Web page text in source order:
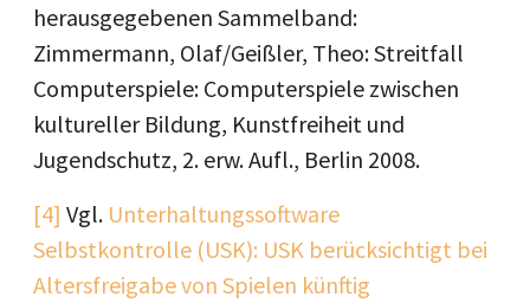
herausgegebenen Sammelband:
Zimmermann, Olaf/Geißler, Theo: Streitfall
Computerspiele: Computerspiele zwischen
kultureller Bildung, Kunstfreiheit und
Jugendschutz, 2. erw. Aufl., Berlin 2008.
[4] Vgl. Unterhaltungssoftware
Selbstkontrolle (USK): USK berücksichtigt bei
Altersfreigabe von Spielen künftig